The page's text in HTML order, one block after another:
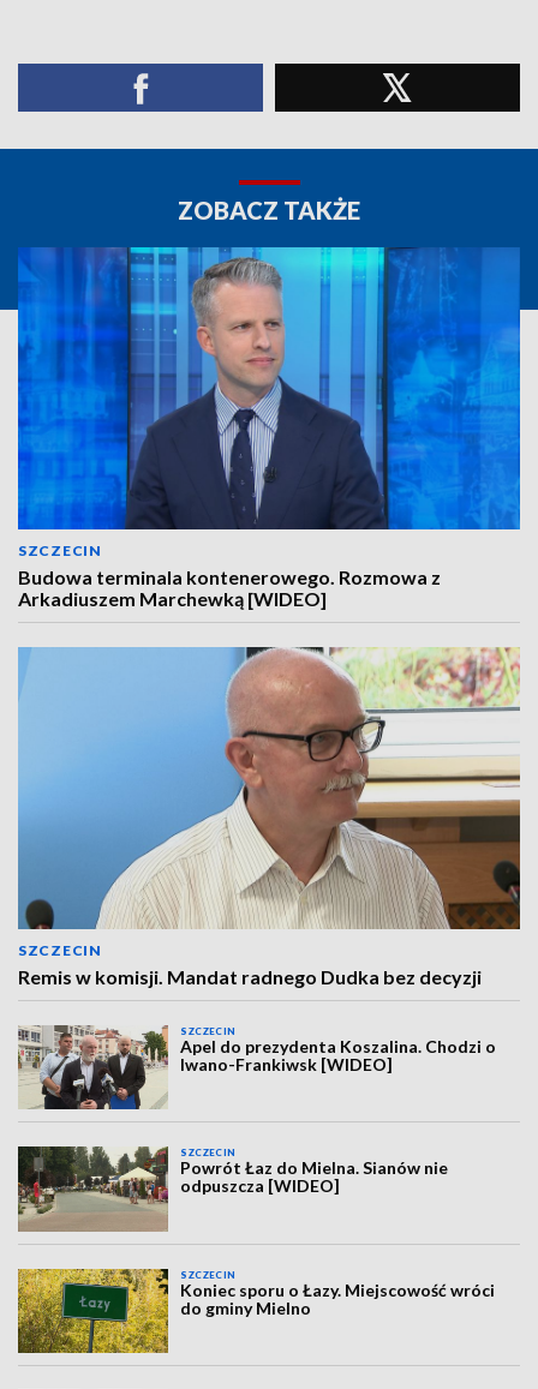
ZOBACZ TAKŻE
SZCZECIN
Budowa terminala kontenerowego. Rozmowa z
Arkadiuszem Marchewką [WIDEO]
SZCZECIN
Remis w komisji. Mandat radnego Dudka bez decyzji
SZCZECIN
Apel do prezydenta Koszalina. Chodzi o
Iwano-Frankiwsk [WIDEO]
SZCZECIN
Powrót Łaz do Mielna. Sianów nie
odpuszcza [WIDEO]
SZCZECIN
Koniec sporu o Łazy. Miejscowość wróci
do gminy Mielno